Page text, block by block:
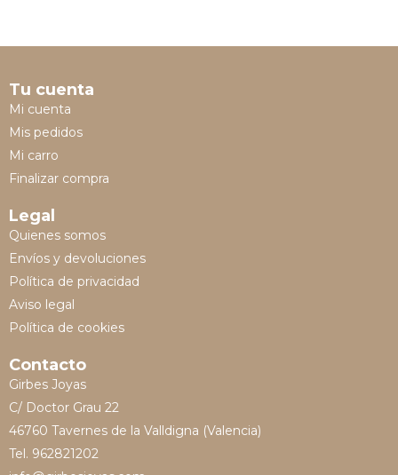
Tu cuenta
Mi cuenta
Mis pedidos
Mi carro
Finalizar compra
Legal
Quienes somos
Envíos y devoluciones
Política de privacidad
Aviso legal
Política de cookies
Contacto
Girbes Joyas
C/ Doctor Grau 22
46760 Tavernes de la Valldigna (Valencia)
Tel. 962821202